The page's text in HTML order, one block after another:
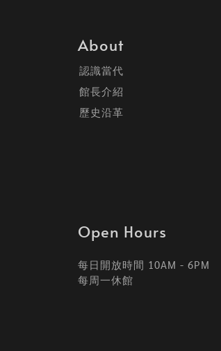
About
認識當代
館長介紹
歷史沿革
Open Hours
每日開放時間 10AM - 6PM
每周一休館